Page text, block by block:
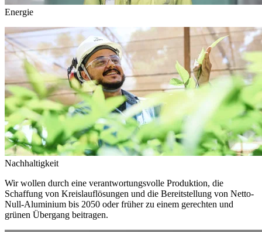
Energie
Nachhaltigkeit
Wir wollen durch eine verantwortungsvolle Produktion, die
Schaffung von Kreislauflösungen und die Bereitstellung von Netto-
Null-Aluminium bis 2050 oder früher zu einem gerechten und
grünen Übergang beitragen.